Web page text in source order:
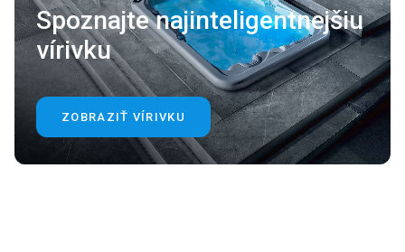
Spoznajte najinteligentnejšiu
vírivku
ZOBRAZIŤ VÍRIVKU